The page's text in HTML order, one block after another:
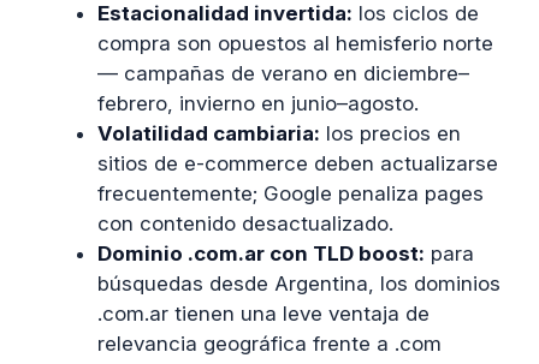
Estacionalidad invertida: los ciclos de
compra son opuestos al hemisferio norte
— campañas de verano en diciembre–
febrero, invierno en junio–agosto.
Volatilidad cambiaria: los precios en
sitios de e-commerce deben actualizarse
frecuentemente; Google penaliza pages
con contenido desactualizado.
Dominio .com.ar con TLD boost: para
búsquedas desde Argentina, los dominios
.com.ar tienen una leve ventaja de
relevancia geográfica frente a .com